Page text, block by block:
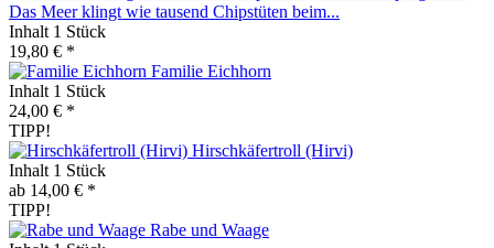
Das Meer klingt wie tausend Chipstüten beim...
Inhalt 1 Stück
19,80 € *
Familie Eichhorn
Inhalt 1 Stück
24,00 € *
TIPP!
Hirschkäfertroll (Hirvi)
Inhalt 1 Stück
ab 14,00 € *
TIPP!
Rabe und Waage